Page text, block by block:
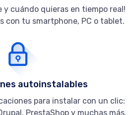
y cuándo quieras en tiempo real!
con tu smartphone, PC o tablet.
autoinstalables
para instalar con un clic:
PrestaShop y muchas más.